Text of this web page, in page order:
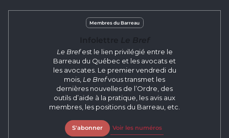
Membres du Barreau
Le Brefest le lien privilégié entre le
Barreau du Québec et les avocats et
les avocates. Le premier vendredi du
mois, Le Brefvous transmet les
dernières nouvelles de l’Ordre, des
outils d’aide à la pratique, les avis aux
membres, les positions du Barreau, etc.
S'abonner Voir les numéros